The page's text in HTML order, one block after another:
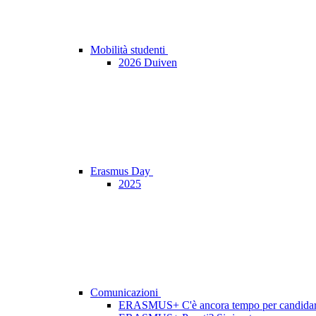
Mobilità studenti
2026 Duiven
Erasmus Day
2025
Comunicazioni
ERASMUS+ C'è ancora tempo per